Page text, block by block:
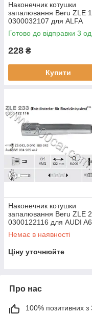
Наконечник котушки
запалювання Beru ZLE
0300032107 для ALFA
ROMEO, Alfa 33, Alfa 75,
90, Alfa 145, Alfa 164,
Готово до відправки 3 од.
228 ₴
Купити
Наконечник котушки
запалювання Beru ZLE
0300122116 для AUDI
S6 Turbo 2,2 двиг. AAN,
Coupe 2,2 S2 двиг. ABY,
Немає в наявності
Ціну уточнюйте
Про нас
100% позитивних з